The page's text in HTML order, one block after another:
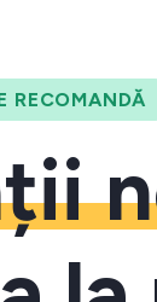
RECOMANDĂ